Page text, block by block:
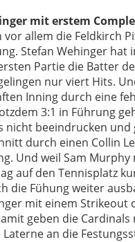
mit erstem
vor allem die Feldkirch
Stefan Wehinger hat
Partie die Batter
nur viert Hits.
Inning durch eine
3:1 in Führung
nicht beeindrucken und
durch einen Collin
Und weil Sam Murphy
auf den Tennisplatz
die Fühung weiter
mit einem Strikeout
geben die
an die